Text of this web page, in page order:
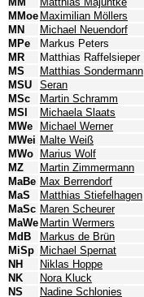
MMoe Maximilian Möllers
MN
Michael Neuendorf
MPe
Markus Peters
MR
Matthias Raffelsieper
MS
Matthias Sondermann
MSU
Seran
MSc
Martin Schramm
MSl
Michaela Slaats
MWe
Michael Werner
MWei Malte Weiß
MWo Marius Wolf
MZ
Martin Zimmermann
MaBe Max Berrendorf
MaS
Matthias Stiefelhagen
MaSc Maren Scheurer
MaWe Martin Wermers
MdB
Markus de Brün
MiSp Michael Spernat
NH
Niklas Hoppe
NK
Nora Kluck
NS
Nadine Schlonies